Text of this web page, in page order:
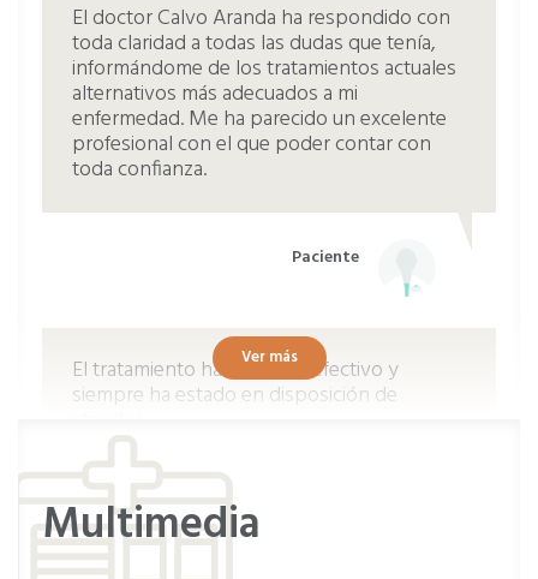
El doctor Calvo Aranda ha respondido con
toda claridad a todas las dudas que tenía,
informándome de los tratamientos actuales
alternativos más adecuados a mi
enfermedad. Me ha parecido un excelente
profesional con el que poder contar con
toda confianza.
Paciente
El tratamiento ha sido muy efectivo y
siempre ha estado en disposición de
Ver más
Multimedia